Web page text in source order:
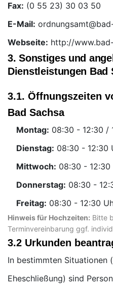
Fax:
E-Mail:
Webseite: http://
3. Sonstiges und
Dienstleistungen Bad
3.1. Öffnungszeiten
Bad Sachsa
Montag:
Dienstag:
Mittwoch:
Donnerstag:
Freitag:
Hinweis für Hochzeiten: Bitte
Terminvereinbarung ggf.
3.2 Urkunden
In bestimmten Situationen
Eheschließung) sind